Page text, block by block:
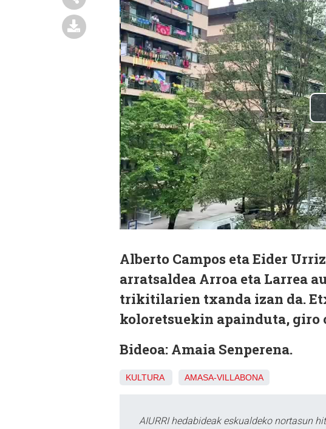
Alberto Campos eta Eider
arratsaldea Arroa eta Larrea
trikitilarien txanda izan da.
koloretsuekin apainduta, giro
Bideoa: Amaia Senperena.
KULTURA AMASA-VILLABONA
AIURRI hedabideak eskualdeko nortasun